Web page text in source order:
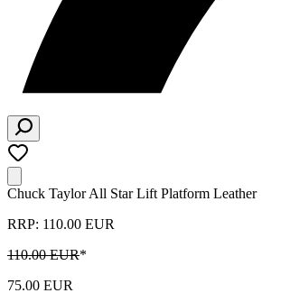
Chuck Taylor All Star Lift Platform Leather
RRP: 110.00 EUR
110.00 EUR*
75.00 EUR